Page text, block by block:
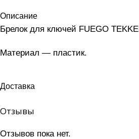
Описание
Брелок для ключей FUEGO
Материал — пластик.
Доставка
Отзывы
Отзывов пока нет.